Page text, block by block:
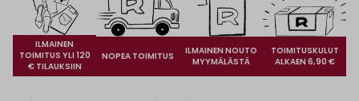
ILMAINEN
TOIMITUS YLI 120
€ TILAUKSIIN
NOPEA TOIMITUS
ILMAINEN NOUTO
MYYMÄLÄSTÄ
TOIMITUSKULUT
ALKAEN 6,90 €